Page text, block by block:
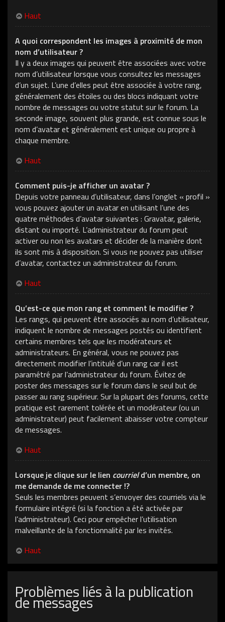
Haut
A quoi correspondent les images à proximité de mon
nom d’utilisateur ?
Il y a deux images qui peuvent être associées avec votre
nom d’utilisateur lorsque vous consultez les messages
d’un sujet. L’une d’elles peut être associée à votre rang,
généralement des étoiles ou des blocs indiquant votre
nombre de messages ou votre statut sur le forum. La
seconde image, souvent plus grande, est connue sous le
nom d’avatar et généralement est unique ou propre à
chaque membre.
Haut
Comment puis-je afficher un avatar ?
Depuis votre panneau d’utilisateur, dans l’onglet « profil »
vous pouvez ajouter un avatar en utilisant l’une des
quatre méthodes d’avatar suivantes : Gravatar, galerie,
distant ou importé. L’administrateur du forum peut
activer ou non les avatars et décider de la manière dont
ils sont mis à disposition. Si vous ne pouvez pas utiliser
d’avatar, contactez un administrateur du forum.
Haut
Qu’est-ce que mon rang et comment le modifier ?
Les rangs, qui peuvent être associés au nom d’utilisateur,
indiquent le nombre de messages postés ou identifient
certains membres tels que les modérateurs et
administrateurs. En général, vous ne pouvez pas
directement modifier l’intitulé d’un rang car il est
paramétré par l’administrateur du forum. Évitez de
poster des messages sur le forum dans le seul but de
passer au rang supérieur. Sur la plupart des forums, cette
pratique est rarement tolérée et un modérateur (ou un
administrateur) peut facilement abaisser votre compteur
de messages.
Haut
Lorsque je clique sur le lien courrield’un membre, on
me demande de me connecter !?
Seuls les membres peuvent s’envoyer des courriels via le
formulaire intégré (si la fonction a été activée par
l’administrateur). Ceci pour empêcher l’utilisation
malveillante de la fonctionnalité par les invités.
Haut
Problèmes liés à la publication
de messages